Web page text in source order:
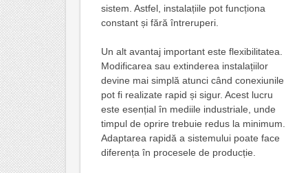
sistem. Astfel, instalațiile pot funcționa
constant și fără întreruperi.
Un alt avantaj important este flexibilitatea.
Modificarea sau extinderea instalațiilor
devine mai simplă atunci când conexiunile
pot fi realizate rapid și sigur. Acest lucru
este esențial în mediile industriale, unde
timpul de oprire trebuie redus la minimum.
Adaptarea rapidă a sistemului poate face
diferența în procesele de producție.